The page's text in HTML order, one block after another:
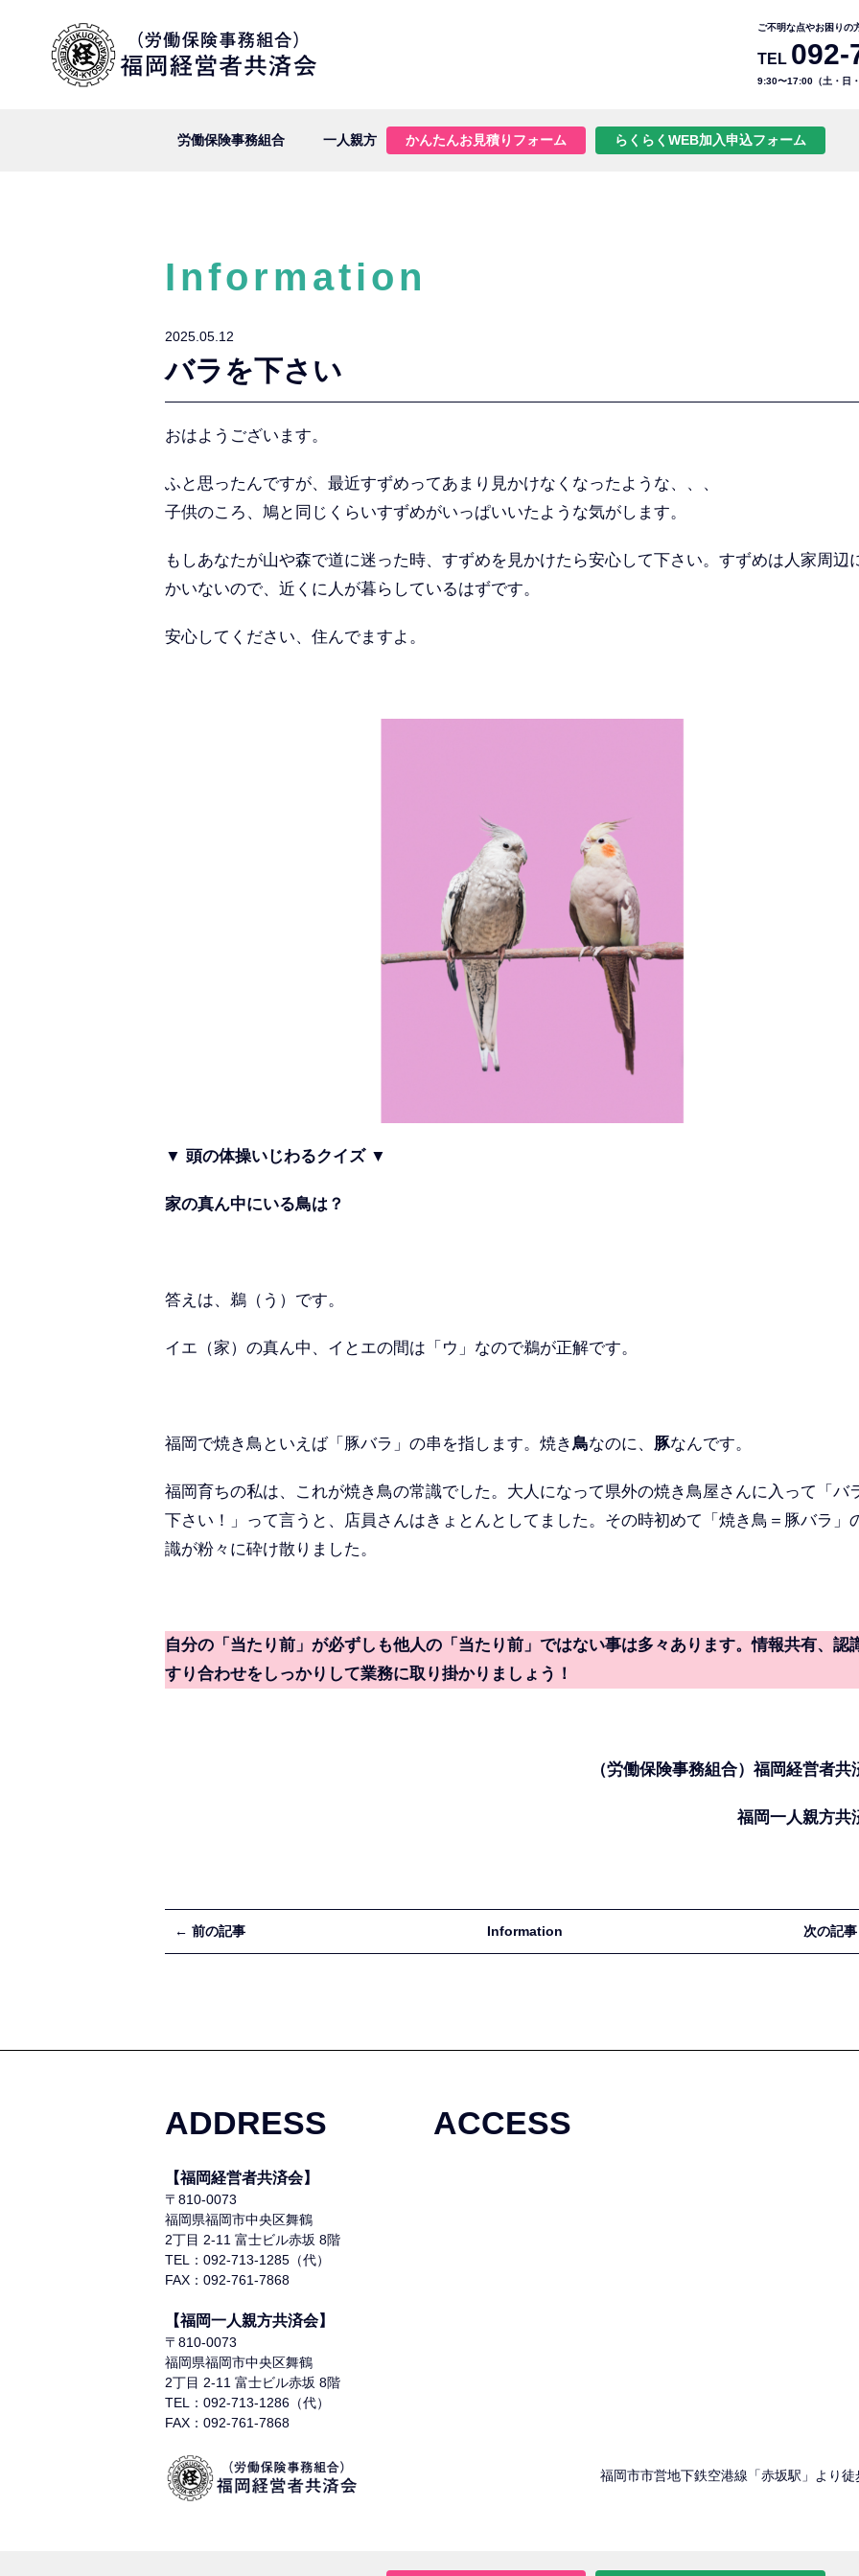
ご不明な点やお困りの
TEL 092-
9:30〜17:00（土・日・
労働保険事務組合 一人親方 かんたんお見積りフォーム らくらくWEB加入申込フォーム
Information
2025.05.12
バラを下さい
おはようございます。
ふと思ったんですが、最近すずめってあまり見かけなくなったような、、、
子供のころ、鳩と同じくらいすずめがいっぱいいたような気がします。
もしあなたが山や森で道に迷った時、すずめを見かけたら安心して下さい。すずめは人家周辺
かいないので、近くに人が暮らしているはずです。
安心してください、住んでますよ。
▼ 頭の体操いじわるクイズ ▼
家の真ん中にいる鳥は？
答えは、鵜（う）です。
イエ（家）の真ん中、イとエの間は「ウ」なので鵜が正解です。
福岡で焼き鳥といえば「豚バラ」の串を指します。焼き鳥なのに、 豚なんです。
福岡育ちの私は、これが焼き鳥の常識でした。大人になって県外の焼き鳥屋さんに入って「バ
下さい！」って言うと、店員さんはきょとんとしてました。その時初めて「焼き鳥＝豚バラ」
識が粉々に砕け散りました。
自分の「当たり前」が必ずしも他人の「当たり前」ではない事は多々あります。情報共有、認
すり合わせをしっかりして業務に取り掛かりましょう！
（労働保険事務組合）福岡経営者共
福岡一人親方共
← 前の記事 Information 次の記
ADDRESS
【福岡経営者共済会】
〒810-0073
福岡県福岡市中央区舞鶴
2丁目 2-11 富士ビル赤坂 8階
TEL：092-713-1285（代）
FAX：092-761-7868
【福岡一人親方共済会】
〒810-0073
福岡県福岡市中央区舞鶴
2丁目 2-11 富士ビル赤坂 8階
TEL：092-713-1286（代）
FAX：092-761-7868
ACCESS
福岡市市営地下鉄空港線「赤坂駅」より